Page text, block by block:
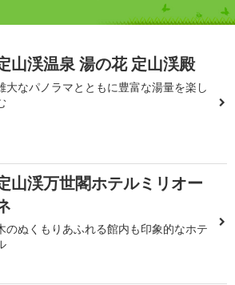
山渓温泉 湯の花 定山渓殿
大なパノラマとともに豊富な湯量を楽し
山渓万世閣ホテルミリオー
のぬくもりあふれる館内も印象的なホテ